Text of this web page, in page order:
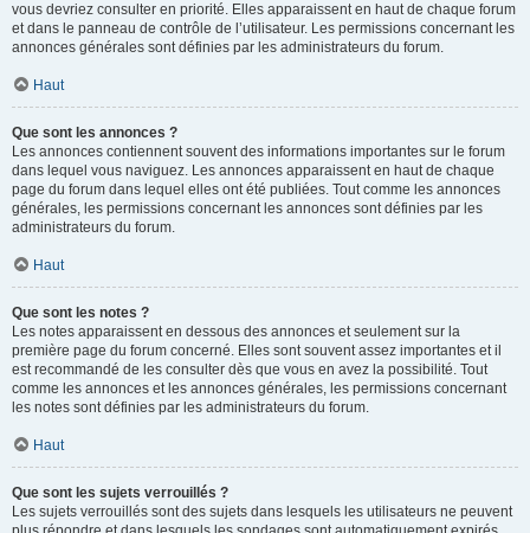
vous devriez consulter en priorité. Elles apparaissent en haut de chaque forum
et dans le panneau de contrôle de l’utilisateur. Les permissions concernant les
annonces générales sont définies par les administrateurs du forum.
Haut
Que sont les annonces ?
Les annonces contiennent souvent des informations importantes sur le forum
dans lequel vous naviguez. Les annonces apparaissent en haut de chaque
page du forum dans lequel elles ont été publiées. Tout comme les annonces
générales, les permissions concernant les annonces sont définies par les
administrateurs du forum.
Haut
Que sont les notes ?
Les notes apparaissent en dessous des annonces et seulement sur la
première page du forum concerné. Elles sont souvent assez importantes et il
est recommandé de les consulter dès que vous en avez la possibilité. Tout
comme les annonces et les annonces générales, les permissions concernant
les notes sont définies par les administrateurs du forum.
Haut
Que sont les sujets verrouillés ?
Les sujets verrouillés sont des sujets dans lesquels les utilisateurs ne peuvent